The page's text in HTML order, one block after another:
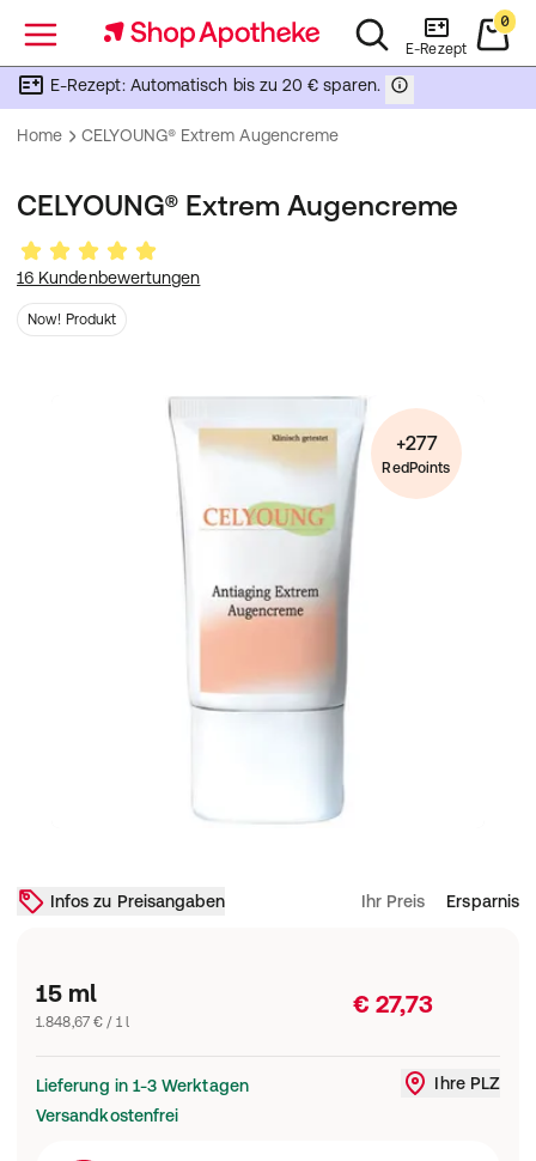
Menü E-Rezept
0
E-Rezept: Automatisch bis zu 20 € sparen.
Home CELYOUNG® Extrem Augencreme
CELYOUNG® Extrem Augencreme
16 Kundenbewertungen
Now! Produkt
+277
RedPoints
Infos zu Preisangaben Ihr Preis Ersparnis
15 ml
1.848,67 € / 1 l
€ 27,73
Lieferung in 1-3 Werktagen
Versandkostenfrei
Ihre PLZ